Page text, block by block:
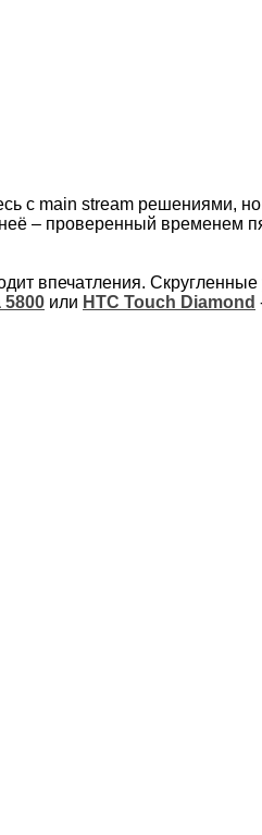
с main stream решениями,
– проверенный временем
впечатления. Скругленные
5800 или HTC Touch Diamond